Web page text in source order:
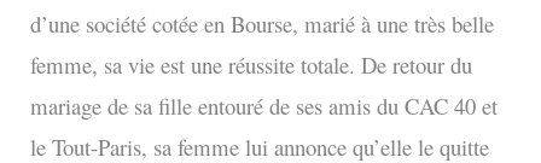
d’une société cotée en Bourse, marié à une très belle
femme, sa vie est une réussite totale. De retour du
mariage de sa fille entouré de ses amis du CAC 40 et
le Tout-Paris, sa femme lui annonce qu’elle le quitte